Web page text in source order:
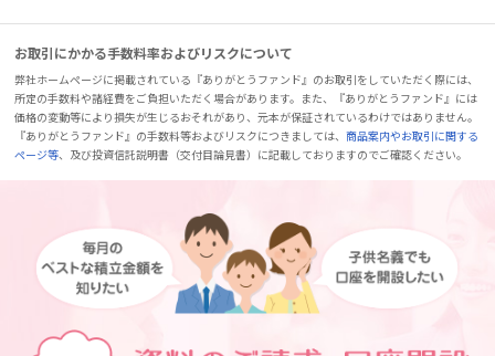
お取引にかかる手数料率およびリスクについて
弊社ホームページに掲載されている『ありがとうファンド』のお取引をしていただく際には、
所定の手数料や諸経費をご負担いただく場合があります。また、『ありがとうファンド』には
価格の変動等により損失が生じるおそれがあり、元本が保証されているわけではありません。
『ありがとうファンド』の手数料等およびリスクにつきましては、商品案内やお取引に関する
ページ等、及び投資信託説明書（交付目論見書）に記載しておりますのでご確認ください。